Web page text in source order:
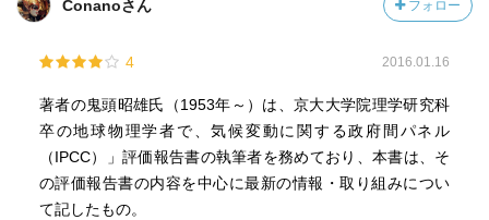
Conanoさん フォロー
4 2016.01.16
著者の鬼頭昭雄氏（1953年～）は、京大大学院理学研究科
卒の地球物理学者で、気候変動に関する政府間パネル
（IPCC）」評価報告書の執筆者を務めており、本書は、そ
の評価報告書の内容を中心に最新の情報・取り組みについ
て記したもの。